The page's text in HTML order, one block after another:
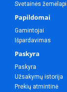
Svetainės
Papildomai
Gamintojai
Išpardavimas
Paskyra
Paskyra
Užsakymų istorija
Prekių atmintinė